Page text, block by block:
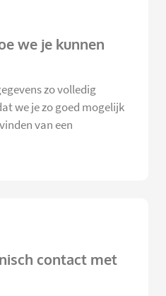
we je kunnen
zo volledig
we je zo goed mogelijk
van een
contact met